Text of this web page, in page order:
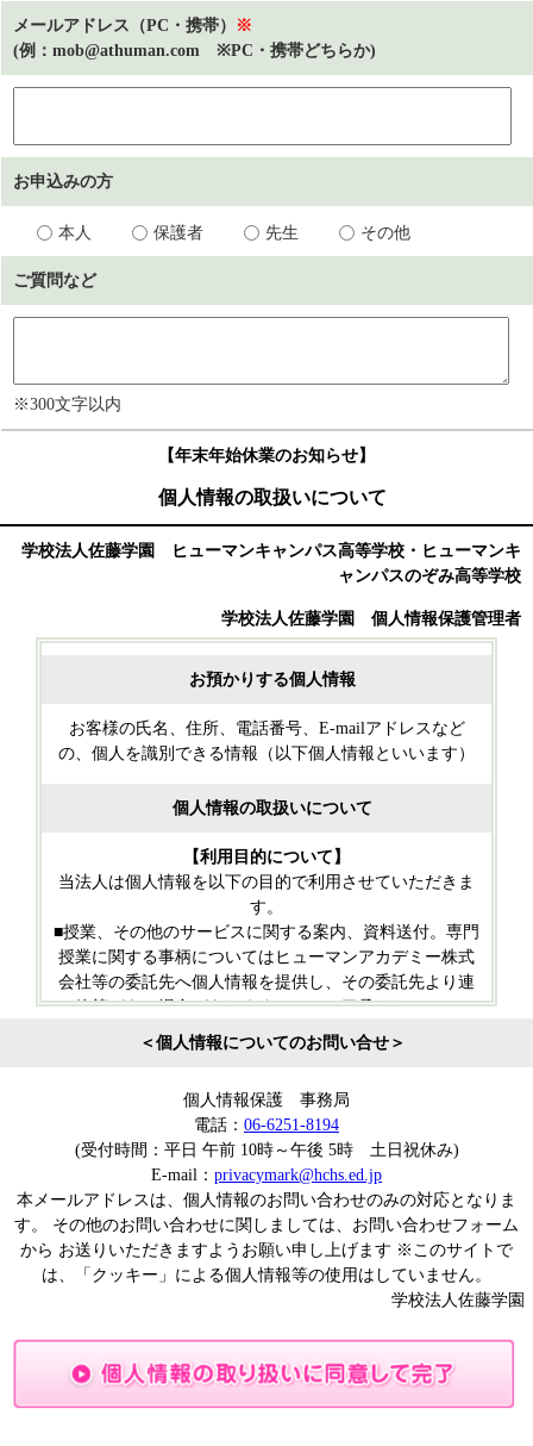
メールアドレス（PC・携帯）
※
(例：mob@athuman.com ※PC・携帯どちらか)
お申込みの方
本人 保護者 先生 その他
ご質問など
※300文字以内
【年末年始休業のお知らせ】
個人情報の取扱いについて
学校法人佐藤学園 ヒューマンキャンパス高等学校・ヒューマンキ
ャンパスのぞみ高等学校
学校法人佐藤学園 個人情報保護管理者
お預かりする個人情報
お客様の氏名、住所、電話番号、E‐mailアドレスなど
の、個人を識別できる情報（以下個人情報といいます）
個人情報の取扱いについて
【利用目的について】
当法人は個人情報を以下の目的で利用させていただきま
す。
■授業、その他のサービスに関する案内、資料送付。専門
授業に関する事柄についてはヒューマンアカデミー株式
会社等の委託先へ個人情報を提供し、その委託先より連
絡等がある場合がありますので、ご了承ください。
財産を脅かす可能性がある場合などを除き、ご本人の同
意を得ることなく他に利用及び第三者に提供することは
ありません。
【委託について】
■個人情報を第三者に委託する場合は、当法人の厳正な管
理の下で行ないます。
【ご本人様が個人情報を与えることの任意性及び当該情報
■個人情報の記入については任意の項目もございますが記
載頂けない場合や記入間違い等がある場合は資料の発送
やご案内・ご連絡などに支障をきたす場合がございます
＜個人情報についてのお問い合せ＞
個人情報保護 事務局
電話： 06-6251-8194
(受付時間：平日 午前 10時～午後 5時 土日祝休み)
E-mail： privacymark@hchs.ed.jp
本メールアドレスは、個人情報のお問い合わせのみの対応となりま
す。
その他のお問い合わせに関しましては、お問い合わせフォーム
から お送りいただきますようお願い申し上げます ※このサイトで
は、「クッキー」による個人情報等の使用はしていません。
学校法人佐藤学園